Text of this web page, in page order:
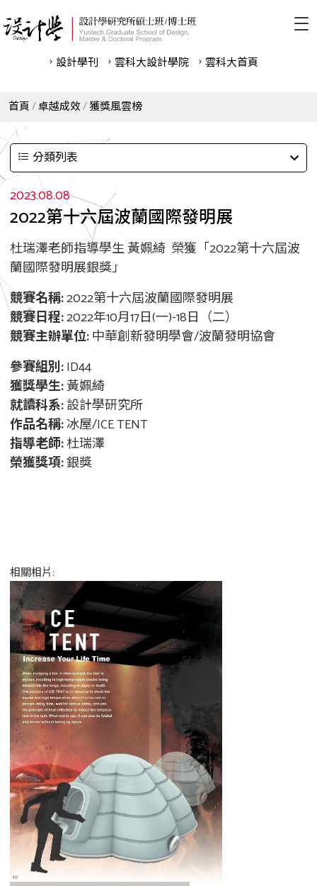
設計學刊 雲科⼤設計學院 雲科⼤首頁
首頁 卓越成效 獲獎風雲榜
分類列表
2023.08.08
2022第十六屆波蘭國際發明展
杜瑞澤老師指導學生 黃姵綺 榮獲「2022第十六屆波
蘭國際發明展銀獎」
競賽名稱:2022第十六屆波蘭國際發明展
競賽日程:2022年10月17日(一)-18日（二）
競賽主辦單位:中華創新發明學會/波蘭發明協會
參賽組別:ID44
獲獎學生:黃姵綺
就讀科系:設計學研究所
作品名稱:冰屋/ICE TENT
指導老師:杜瑞澤
榮獲獎項:銀獎
相關相片: